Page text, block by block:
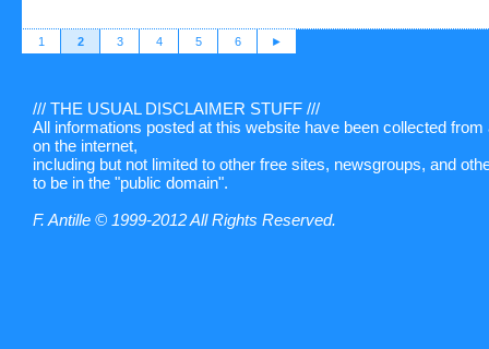
1 2 3 4 5 6 ►
/// THE USUAL DISCLAIMER STUFF ///
All informations posted at this website have been collected
on the internet,
including but not limited to other free sites, newsgroups, and
to be in the "public domain".
F. Antille © 1999-2012 All Rights Reserved.